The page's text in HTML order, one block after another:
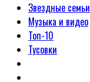
Звездные семьи
Музыка и видео
Топ-10
Тусовки